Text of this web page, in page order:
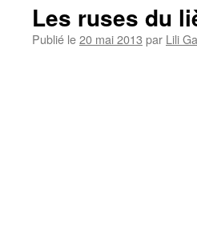
Les ruses du
Publié le20 mai 2013 par Lili